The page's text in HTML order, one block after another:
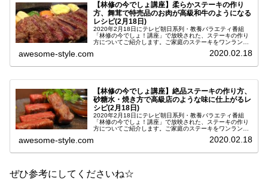
【林修の今でしょ講座】柔らかステーキの作り
方、舞茸で特売品のお肉が高級和牛のようになる
レシピ(2月18日)
2020年2月18日にテレビ朝日系列・教養バラエティ番組
「林修の今でしょ！講座」で放映された、ステーキの作り
方についてご紹介します。ご家庭のステーキをワンランク
awesome-style.com 2020.02.18
【林修の今でしょ講座】絶品ステーキの作り方、
砂糖水・焼き方で高級店のような味に仕上がるレ
シピ(2月18日)
2020年2月18日にテレビ朝日系列・教養バラエティ番組
「林修の今でしょ！講座」で放映された、ステーキの作り
方についてご紹介します。ご家庭のステーキをワンランク
awesome-style.com 2020.02.18
ぜひ参考にしてくださいね☆